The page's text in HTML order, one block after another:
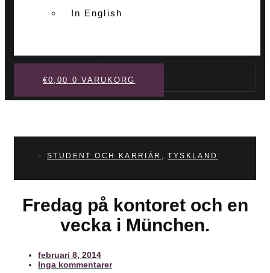
In English
Sök
€0,00 0 VARUKORG
STUDENT OCH KARRIÄR ,TYSKLAND
Fredag på kontoret och en
vecka i München.
februari 8, 2014
Inga kommentarer